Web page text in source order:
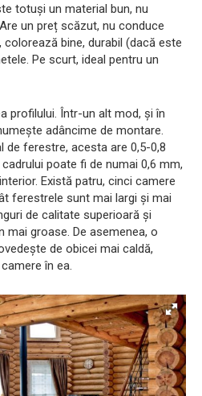
totuși un material bun, nu
un preț scăzut, nu conduce
bine, durabil (dacă este
Pe scurt, ideal pentru un
profilului. Într-un alt mod, și în
adâncime de montare.
ferestre, acesta are 0,5-0,8
poate fi de numai 0,6 mm,
Există patru, cinci camere
ferestrele sunt mai largi și mai
de calitate superioară și
groase. De asemenea, o
de obicei mai caldă,
în ea.